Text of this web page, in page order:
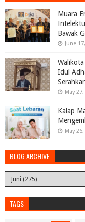
Muara
Bawak
June
Idul
May
Kalap
May
BLOG ARCHIVE
TAGS